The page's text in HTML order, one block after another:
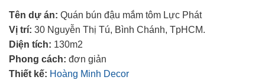
Tên dự án: Quán bún đậu mắm tôm Lực Phát
Vị trí: 30 Nguyễn Thị Tú, Bình Chánh, TpHCM.
Diện tích: 130m2
Phong cách: đơn giản
Thiết kế: Hoàng Minh Decor